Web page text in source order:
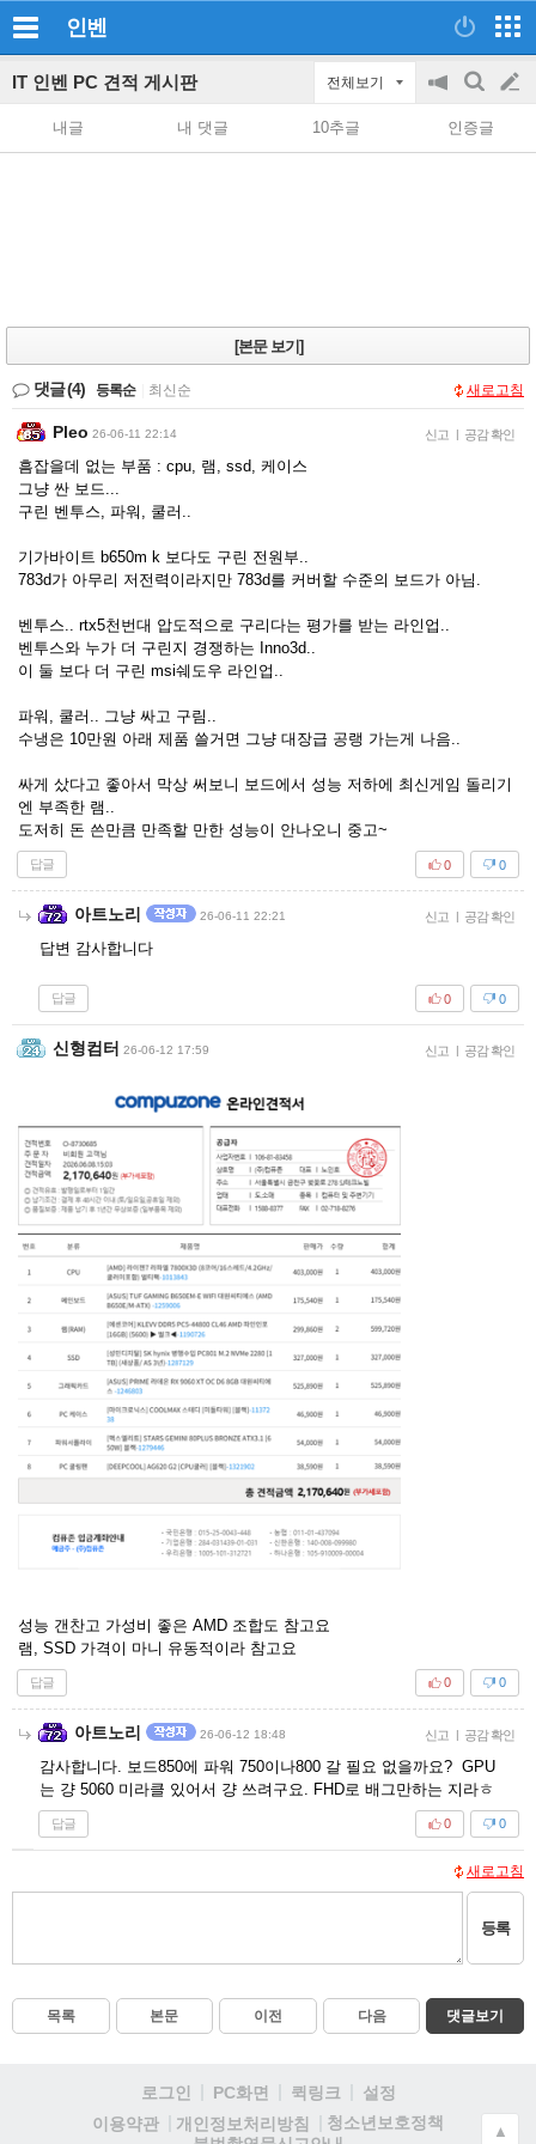
인벤
IT 인벤 PC 견적 게시판 전체보기
공
on/off
검
색
글
쓰
내글 내 댓글 10추글 인증글
[본문 보기]
댓글(4) 등록순 최신순 새로고침
Pleo 26-06-11 22:14 신고 | 공감 확인
흠잡을데 없는 부품 : cpu, 램, ssd, 케이스
그냥 싼 보드...
구린 벤투스, 파워, 쿨러..
기가바이트 b650m k 보다도 구린 전원부..
783d가 아무리 저전력이라지만 783d를 커버할 수준의 보드가 아님.
벤투스.. rtx5천번대 압도적으로 구리다는 평가를 받는 라인업..
벤투스와 누가 더 구린지 경쟁하는 Inno3d..
이 둘 보다 더 구린 msi쉐도우 라인업..
파워, 쿨러.. 그냥 싸고 구림..
수냉은 10만원 아래 제품 쓸거면 그냥 대장급 공랭 가는게 나음..
싸게 샀다고 좋아서 막상 써보니 보드에서 성능 저하에 최신게임 돌리기
엔 부족한 램..
도저히 돈 쓴만큼 만족할 만한 성능이 안나오니 중고~
답글 0
0
아트노리 26-06-11 22:21 신고 | 공감 확인
답변 감사합니다
답글 0
0
신형컴터 26-06-12 17:59 신고 | 공감 확인
성능 갠찬고 가성비 좋은 AMD 조합도 참고요
램, SSD 가격이 마니 유동적이라 참고요
답글 0
0
아트노리 26-06-12 18:48 신고 | 공감 확인
감사합니다. 보드850에 파워 750이나800 갈 필요 없을까요? GPU
는 걍 5060 미라클 있어서 걍 쓰려구요. FHD로 배그만하는 지라ㅎ
답글 0
0
새로고침
등록
목록 본문 이전 다음 댓글보기
로그인 PC화면 퀵링크
설정
이용약관
개인정보처리방침
청소년보호정책
▲